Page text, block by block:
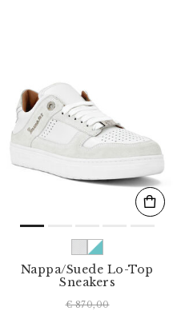
Nappa/Suede Lo-Top
Sneakers
€ 870,00